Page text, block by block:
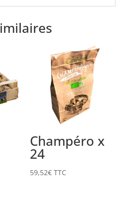
Champéro x
24
59,52€ TTC